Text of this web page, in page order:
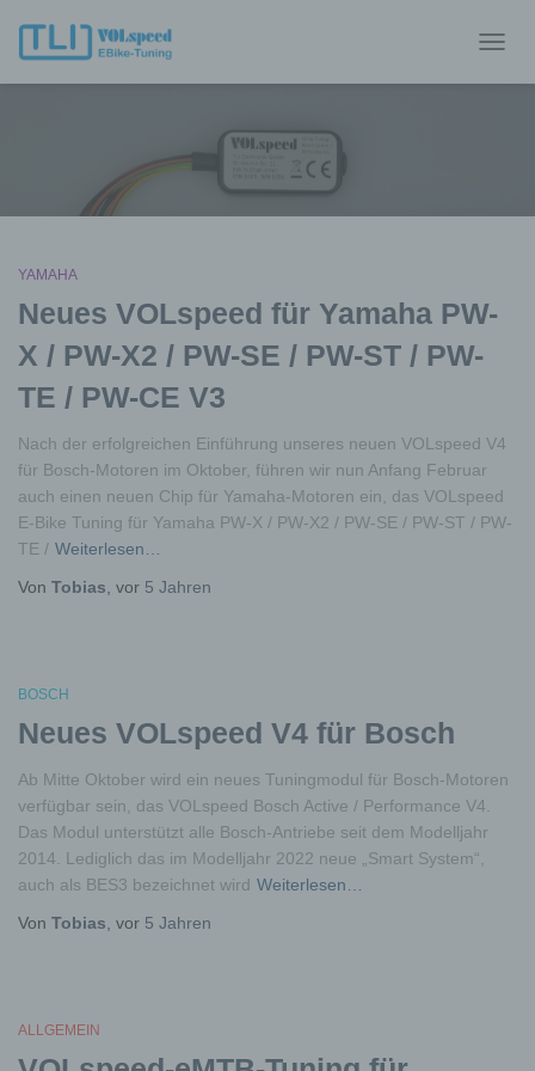
YAMAHA
Neues VOLspeed für Yamaha PW-
X / PW-X2 / PW-SE / PW-ST / PW-
TE / PW-CE V3
Nach der erfolgreichen Einführung unseres neuen VOLspeed V4
für Bosch-Motoren im Oktober, führen wir nun Anfang Februar
auch einen neuen Chip für Yamaha-Motoren ein, das VOLspeed
E-Bike Tuning für Yamaha PW-X / PW-X2 / PW-SE / PW-ST / PW-
TE / Weiterlesen…
Von Tobias , vor 5 Jahren
BOSCH
Neues VOLspeed V4 für Bosch
Ab Mitte Oktober wird ein neues Tuningmodul für Bosch-Motoren
verfügbar sein, das VOLspeed Bosch Active / Performance V4.
Das Modul unterstützt alle Bosch-Antriebe seit dem Modelljahr
2014. Lediglich das im Modelljahr 2022 neue „Smart System“,
auch als BES3 bezeichnet wird Weiterlesen…
Von Tobias , vor 5 Jahren
ALLGEMEIN